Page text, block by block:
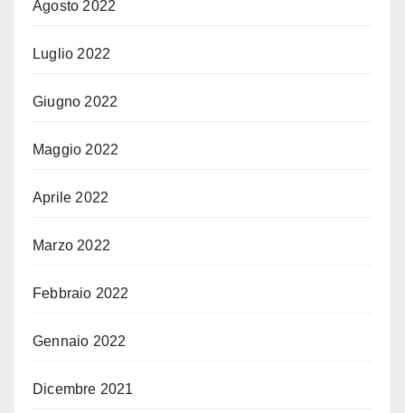
Agosto 2022
Luglio 2022
Giugno 2022
Maggio 2022
Aprile 2022
Marzo 2022
Febbraio 2022
Gennaio 2022
Dicembre 2021